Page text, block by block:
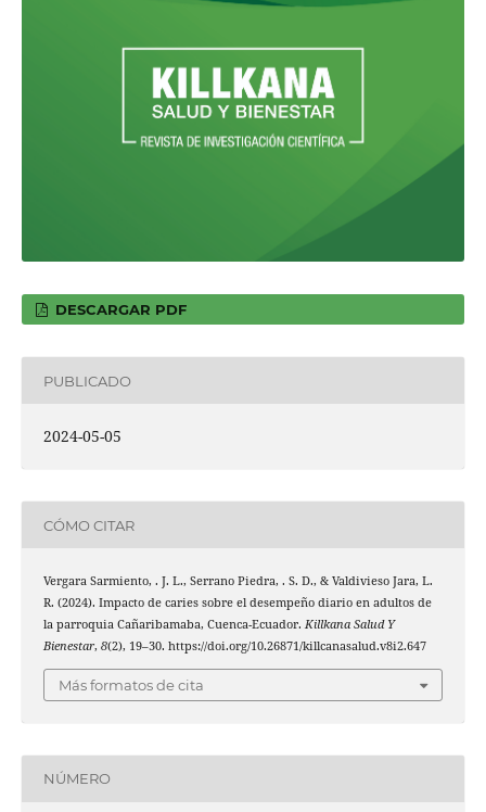
DESCARGAR PDF
PUBLICADO
2024-05-05
CÓMO CITAR
Vergara Sarmiento, . J. L., Serrano Piedra, . S. D., & Valdivieso Jara, L.
R. (2024). Impacto de caries sobre el desempeño diario en adultos de
la parroquia Cañaribamaba, Cuenca-Ecuador. Killkana Salud Y
Bienestar, 8(2), 19–30. https://doi.org/10.26871/killcanasalud.v8i2.647
Más formatos de cita
NÚMERO